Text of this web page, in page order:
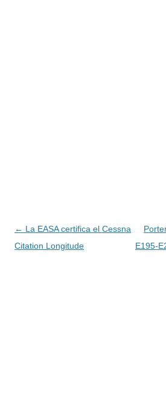
Navegación
de
← La EASA certifica el Cessna
Citation Longitude
E195-